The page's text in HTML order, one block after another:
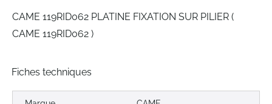
CAME 119RID062 PLATINE FIXATION SUR PILIER (
CAME 119RID062 )
Fiches techniques